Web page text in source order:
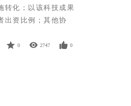
转化；以该科技成果
出资比例；其他协
0 2747 0